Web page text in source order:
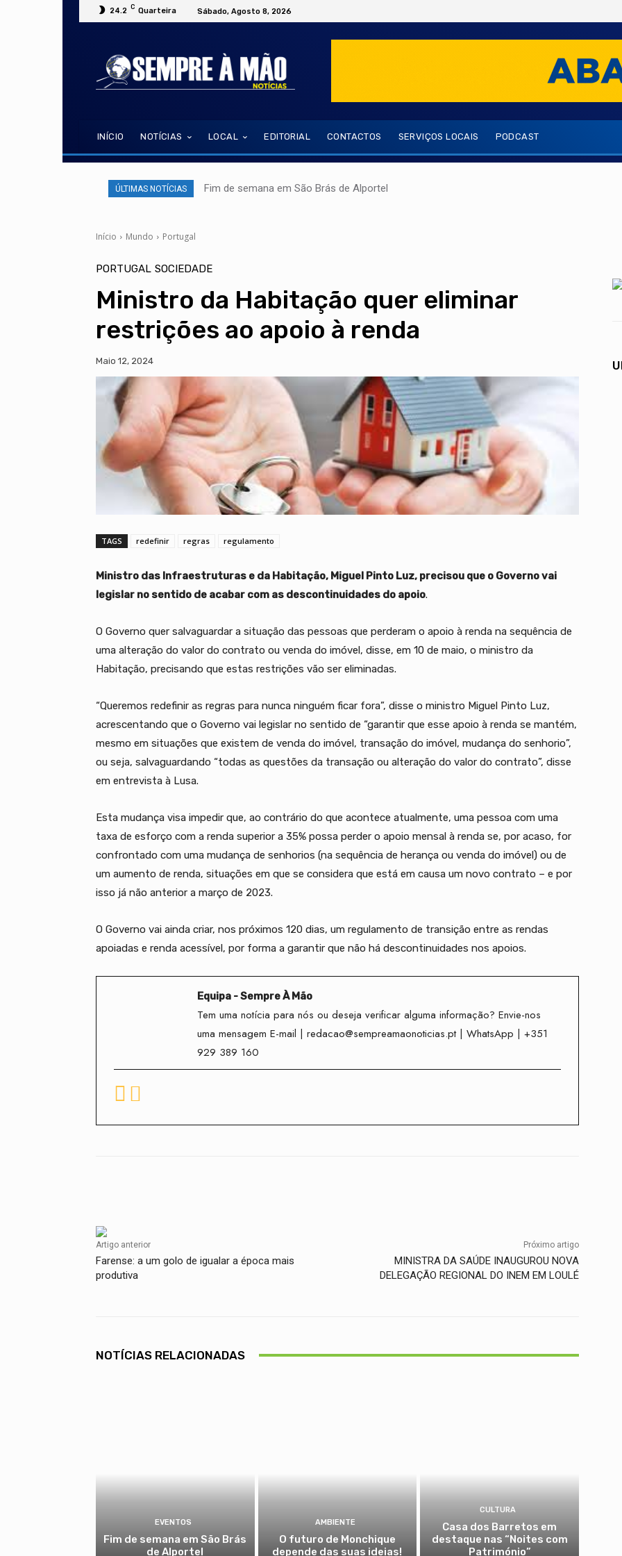
24.2 C Quarteira Sábado, Agosto 8, 2026
INÍCIO NOTÍCIAS LOCAL EDITORIAL CONTACTOS SERVIÇOS LOCAIS PODCAST
ÚLTIMAS NOTÍCIAS Fim de semana em São Brás de Alportel
Início Mundo Portugal
PORTUGAL SOCIEDADE
Ministro da Habitação quer eliminar
restrições ao apoio à renda
Maio 12, 2024
TAGS redefinir regras regulamento
Ministro das Infraestruturas e da Habitação, Miguel Pinto Luz, precisou que o Governo vai
legislar no sentido de acabar com as descontinuidades do apoio.
O Governo quer salvaguardar a situação das pessoas que perderam o apoio à renda na sequência de
uma alteração do valor do contrato ou venda do imóvel, disse, em 10 de maio, o ministro da
Habitação, precisando que estas restrições vão ser eliminadas.
“Queremos redefinir as regras para nunca ninguém ficar fora”, disse o ministro Miguel Pinto Luz,
acrescentando que o Governo vai legislar no sentido de “garantir que esse apoio à renda se mantém,
mesmo em situações que existem de venda do imóvel, transação do imóvel, mudança do senhorio”,
ou seja, salvaguardando “todas as questões da transação ou alteração do valor do contrato”, disse
em entrevista à Lusa.
Esta mudança visa impedir que, ao contrário do que acontece atualmente, uma pessoa com uma
taxa de esforço com a renda superior a 35% possa perder o apoio mensal à renda se, por acaso, for
confrontado com uma mudança de senhorios (na sequência de herança ou venda do imóvel) ou de
um aumento de renda, situações em que se considera que está em causa um novo contrato – e por
isso já não anterior a março de 2023.
O Governo vai ainda criar, nos próximos 120 dias, um regulamento de transição entre as rendas
apoiadas e renda acessível, por forma a garantir que não há descontinuidades nos apoios.
Equipa - Sempre À Mão
Tem uma notícia para nós ou deseja verificar alguma informação? Envie-nos
uma mensagem E-mail | redacao@sempreamaonoticias.pt | WhatsApp | +351
929 389 160
Artigo anterior
Farense: a um golo de igualar a época mais
produtiva
Próximo artigo
MINISTRA DA SAÚDE INAUGUROU NOVA
DELEGAÇÃO REGIONAL DO INEM EM LOULÉ
NOTÍCIAS RELACIONADAS
EVENTOS
Fim de semana em São Brás
de Alportel
AMBIENTE
O futuro de Monchique
depende das suas ideias!
CULTURA
Casa dos Barretos em
destaque nas “Noites com
Património”